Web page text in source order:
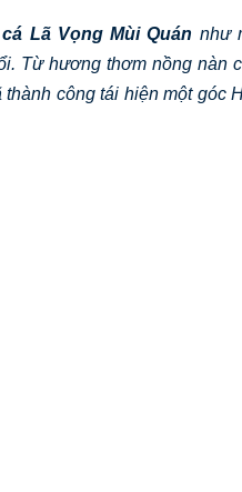
Lã Vọng Mùi Quán như
Từ hương thơm nồng nàn
công tái hiện một góc